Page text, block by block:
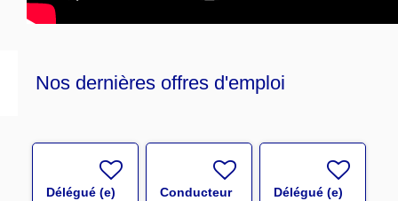
Nos dernières offres d'emploi
Délégué (e)
Conducteur
Délégué (e)